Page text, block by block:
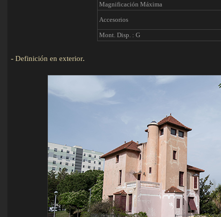
Magnificación Máxima
Accesorios
Mont. Disp. : G
- Definición en exterior.